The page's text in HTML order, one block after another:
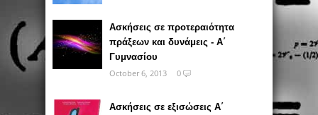
Ασκήσεις σε προτεραιότητα
πράξεων και δυνάμεις - Α΄
Γυμνασίου
October 6, 2013
0
Ασκήσεις σε εξισώσεις Α΄